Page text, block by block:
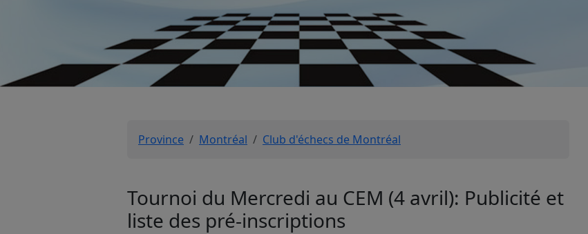
Province Montréal Club d'échecs de Montréal
Tournoi du Mercredi au CEM (4 avril): Publicité et
liste des pré-inscriptions